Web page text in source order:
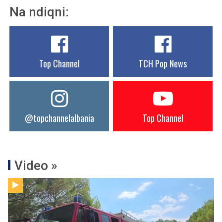
Na ndiqni:
Top Channel TCH Pop News
@topchannelalbania Top Channel
Video »